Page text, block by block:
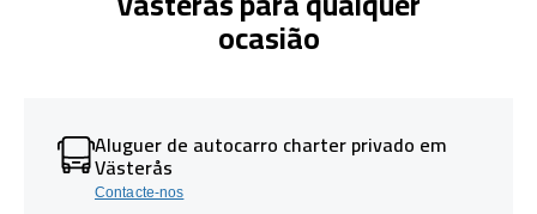
ocasião
Aluguer de autocarro charter privado em
Västerås
Contacte-nos